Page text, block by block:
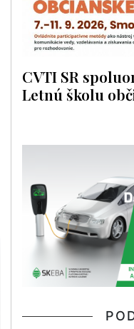
CVTI SR
Letnú školu